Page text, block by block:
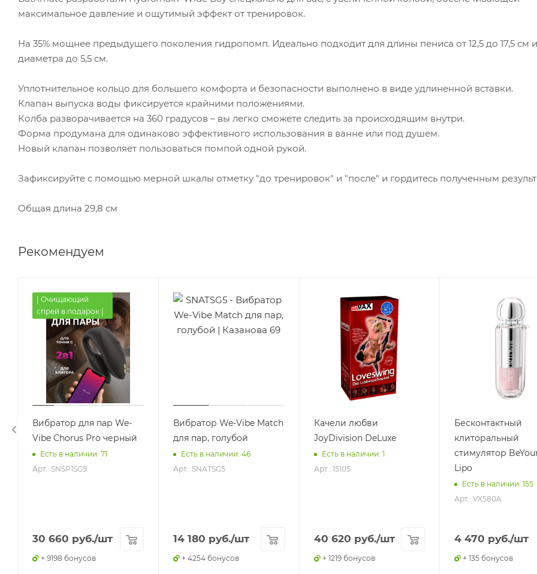
максимальное давление и ощутимый эффект от тренировок.
На 35% мощнее предыдущего поколения гидропомп. Идеально подходит для длины пениса от 12,5 до 17,5 см и
диаметра до 5,5 см.
Уплотнительное кольцо для большего комфорта и безопасности выполнено в виде удлиненной вставки.
Клапан выпуска воды фиксируется крайними положениями.
Колба разворачивается на 360 градусов – вы легко сможете следить за происходящим внутри.
Форма продумана для одинаково эффективного использования в ванне или под душем.
Новый клапан позволяет пользоваться помпой одной рукой.
Зафиксируйте с помощью мерной шкалы отметку "до тренировок" и "после" и гордитесь полученным
Общая длина 29,8 см
Рекомендуем
| Очищающий
спрей в подарок |
Вибратор для пар We-
Vibe Chorus Pro черный
Есть в наличии: 71
Арт.: SNSP1SG9
30 660 руб./шт
+ 9198 бонусов
Вибратор We-Vibe Match
для пар, голубой
Есть в наличии: 46
Арт.: SNATSG5
14 180 руб./шт
+ 4254 бонусов
Качели любви
JoyDivision DeLuxe
Есть в наличии: 1
Арт.: 15105
40 620 руб./шт
+ 1219 бонусов
Бесконтактный
клиторальный
стимулятор
Lipo
Есть в наличии: 155
Арт.: VX580A
4 470 руб./шт
+ 135 бонусов